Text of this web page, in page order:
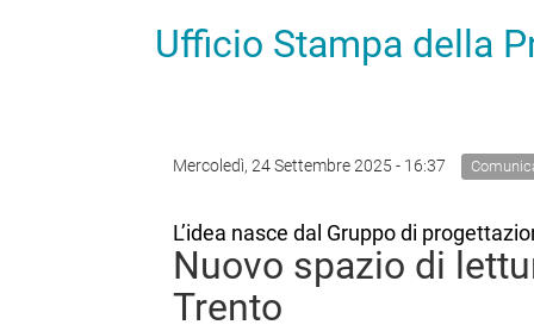
Ufficio Stampa della
Mercoledì, 24 Settembre 2025 - 16:37
L’idea nasce dal Gruppo di
Nuovo spazio di
Trento